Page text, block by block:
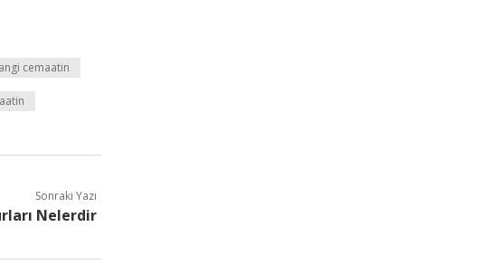
cemaatin
Sonraki Yazı
Nelerdir